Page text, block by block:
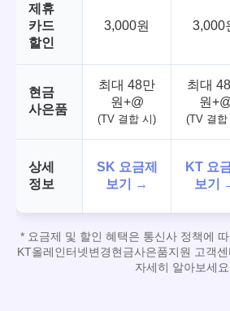
제휴
카드
할인
3,000원 3,000
현금
사은품
최대 48만
원+@
(TV 결합 시)
최대
원
(TV 결합
상세
정보
SK 요금제
보기 →
KT 요
보기
* 요금제 및 할인 혜택은 통신사 정책에
KT올레인터넷변경현금사은품지원 고객
자세히 알아보세요